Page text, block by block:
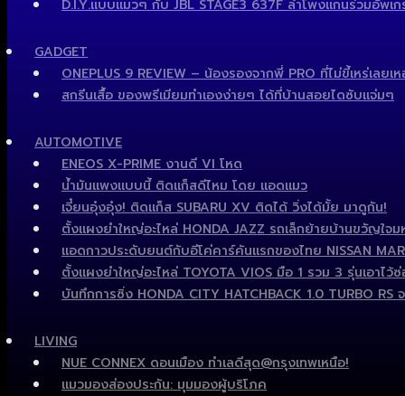
D.I.Y.แบบแมวๆ กับ JBL STAGE3 637F ลำโพงแกนร่วมอัพ
GADGET
ONEPLUS 9 REVIEW – น้องรองจากพี่ PRO ที่ไม่ขี้เหร่เลยเห
สกรีนเสื้อ ของพรีเมียมทำเองง่ายๆ ได้ที่บ้านสอยไดซับแจ่มๆ
AUTOMOTIVE
ENEOS X-PRIME งานดี VI โหด
น้ำมันแพงแบบนี้ ติดแก็สดีไหม โดย แอดแมว
เจี๋ยนอุ๋งอุ๋ง! ติดแก็ส SUBARU XV ติดได้ วิ่งได้มั้ย มาดูกัน!
ตั้งแผงยำใหญ่อะไหล่ HONDA JAZZ รถเล็กย้ายบ้านขวัญใจ
แอดกาวประดับยนต์กับอีโค่คาร์คันแรกของไทย NISSAN
ตั้งแผงยำใหญ่อะไหล่ TOYOTA VIOS มือ 1 รวม 3 รุ่นเอาไว้
บันทึกการซิ่ง HONDA CITY HATCHBACK 1.0 TURBO RS
LIVING
NUE CONNEX ดอนเมือง ทำเลดีสุด@กรุงเทพเหนือ!
แมวมองส่องประกัน: มุมมองผู้บริโภค